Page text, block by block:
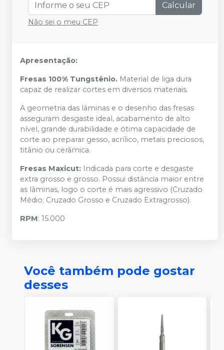
Calcular
Não sei o meu CEP
Apresentação:
Fresas 100% Tungstênio. Material de liga dura
capaz de realizar cortes em diversos materiais.
A geometria das lâminas e o desenho das fresas
asseguram desgaste ideal, acabamento de alto
nível, grande durabilidade e ótima capacidade de
corte ao preparar gesso, acrílico, metais preciosos,
titânio ou cerâmica.
Fresas Maxicut: Indicada para corte e desgaste
extra grosso e grosso. Possui distância maior entre
as lâminas, logo o corte é mais agressivo (Cruzado
Médio; Cruzado Grosso e Cruzado Extragrosso).
RPM: 15.000
Você também pode gostar
desses